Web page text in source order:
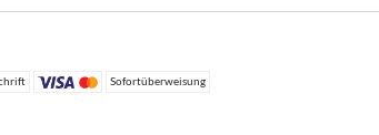
Sofortüberweisung